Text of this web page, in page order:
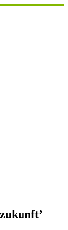
zukunft’